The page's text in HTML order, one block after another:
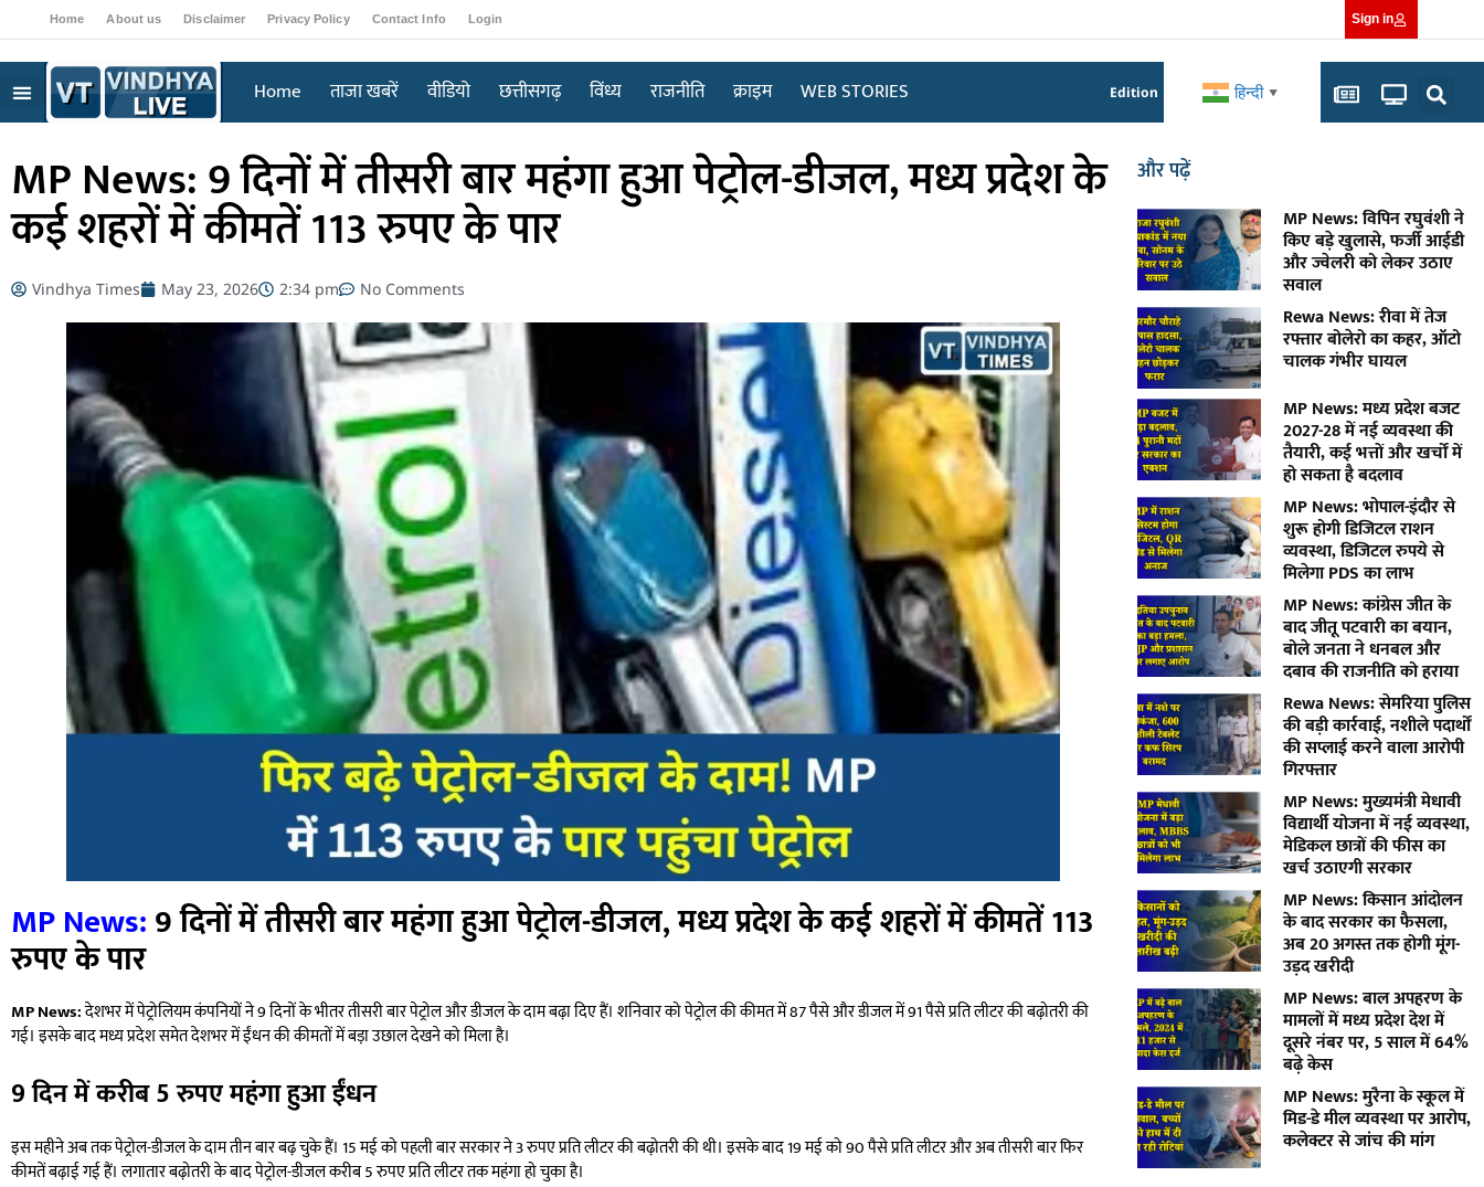
Home About us Disclaimer Privacy Policy Contact Info Login Sign in
Home ताजा खबरें वीडियो छत्तीसगढ़ विंध्य राजनीति क्राइम WEB STORIES Edition हिन्दी ▼
MP News: 9 दिनों में तीसरी बार महंगा हुआ पेट्रोल-डीजल, मध्य प्रदेश के
कई शहरों में कीमतें 113 रुपए के पार
Vindhya Times May 23, 2026 2:34 pm No Comments
MP News:9 दिनों में तीसरी बार महंगा हुआ पेट्रोल-डीजल, मध्य प्रदेश के कई शहरों में कीमतें 113
रुपए के पार
MP News:देशभर में पेट्रोलियम कंपनियों ने 9 दिनों के भीतर तीसरी बार पेट्रोल और डीजल के दाम बढ़ा दिए हैं। शनिवार को पेट्रोल की कीमत में 87 पैसे और डीजल में 91 पैसे प्रति लीटर की बढ़ोतरी की
गई। इसके बाद मध्य प्रदेश समेत देशभर में ईंधन की कीमतों में बड़ा उछाल देखने को मिला है।
9 दिन में करीब 5 रुपए महंगा हुआ ईंधन
इस महीने अब तक पेट्रोल-डीजल के दाम तीन बार बढ़ चुके हैं। 15 मई को पहली बार सरकार ने 3 रुपए प्रति लीटर की बढ़ोतरी की थी। इसके बाद 19 मई को 90 पैसे प्रति लीटर और अब तीसरी बार फिर
कीमतें बढ़ाई गई हैं। लगातार बढ़ोतरी के बाद पेट्रोल-डीजल करीब 5 रुपए प्रति लीटर तक महंगा हो चुका है।
और पढ़ें
MP News: विपिन रघुवंशी ने
किए बड़े खुलासे, फर्जी आईडी
और ज्वेलरी को लेकर उठाए
सवाल
Rewa News: रीवा में तेज
रफ्तार बोलेरो का कहर, ऑटो
चालक गंभीर घायल
MP News: मध्य प्रदेश बजट
2027-28 में नई व्यवस्था की
तैयारी, कई भत्तों और खर्चों में
हो सकता है बदलाव
MP News: भोपाल-इंदौर से
शुरू होगी डिजिटल राशन
व्यवस्था, डिजिटल रुपये से
मिलेगा PDS का लाभ
MP News: कांग्रेस जीत के
बाद जीतू पटवारी का बयान,
बोले जनता ने धनबल और
दबाव की राजनीति को हराया
Rewa News: सेमरिया पुलिस
की बड़ी कार्रवाई, नशीले पदार्थों
की सप्लाई करने वाला आरोपी
गिरफ्तार
MP News: मुख्यमंत्री मेधावी
विद्यार्थी योजना में नई व्यवस्था,
मेडिकल छात्रों की फीस का
खर्च उठाएगी सरकार
MP News: किसान आंदोलन
के बाद सरकार का फैसला,
अब 20 अगस्त तक होगी मूंग-
उड़द खरीदी
MP News: बाल अपहरण के
मामलों में मध्य प्रदेश देश में
दूसरे नंबर पर, 5 साल में 64%
बढ़े केस
MP News: मुरैना के स्कूल में
मिड-डे मील व्यवस्था पर आरोप,
कलेक्टर से जांच की मांग